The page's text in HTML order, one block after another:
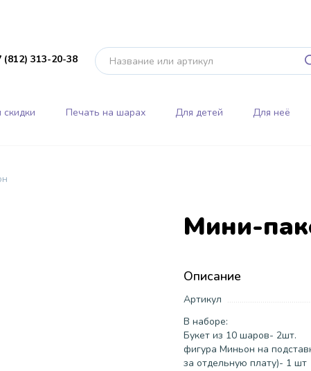
(812) 313-20-38
Печать на шарах Для детей Для неё
Мини-
Описание
Артикул
В наборе:
Букет из 10 шаров- 2шт.
фигура Миньон на
за отдельную плату)- 1 шт